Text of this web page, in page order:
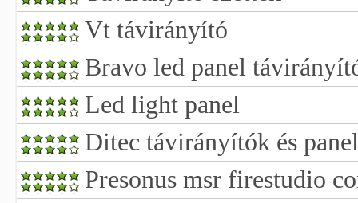
Vt távirányító
Bravo led panel
Led light panel
Ditec távirányítók és
Presonus msr firestudio